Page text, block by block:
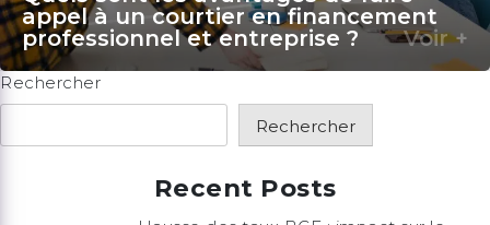
appel à un courtier en financement
professionnel et entreprise ?
Voir +
Rechercher
Rechercher
Recent Posts